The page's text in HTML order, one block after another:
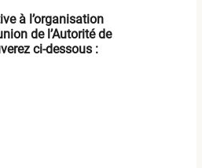
à l’organisation
de l’Autorité de
ci-dessous :